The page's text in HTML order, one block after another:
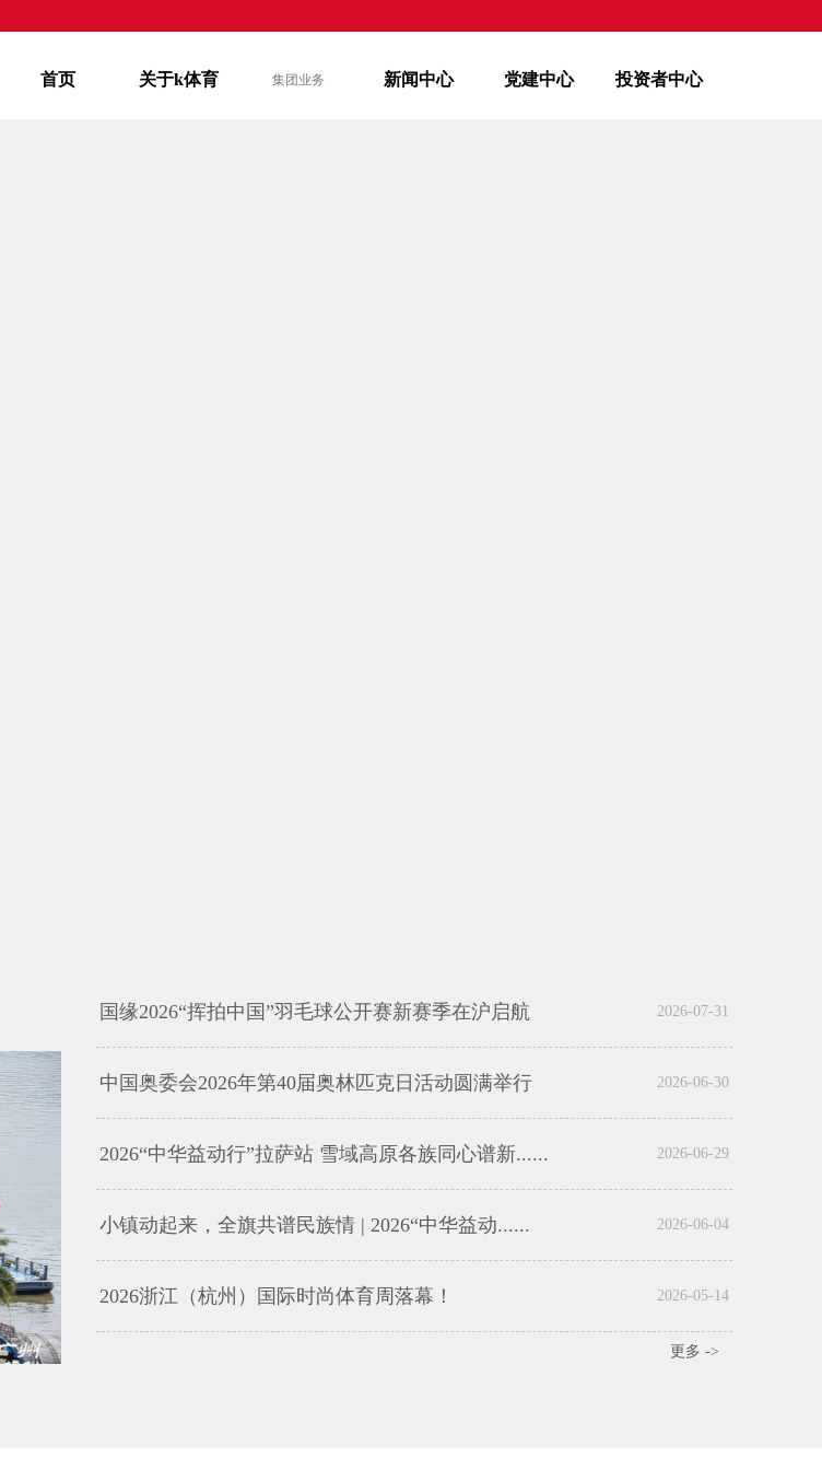
首页 关于k体育 集团业务 新闻中心 党建中心 投资者中心
国缘2026“挥拍中国”羽毛球公开赛新赛季在沪启航 2026-07-31
中国奥委会2026年第40届奥林匹克日活动圆满举行 2026-06-30
2026“中华益动行”拉萨站 雪域高原各族同心谱新...... 2026-06-29
小镇动起来，全旗共谱民族情 | 2026“中华益动...... 2026-06-04
2026浙江（杭州）国际时尚体育周落幕！ 2026-05-14
更多 ->